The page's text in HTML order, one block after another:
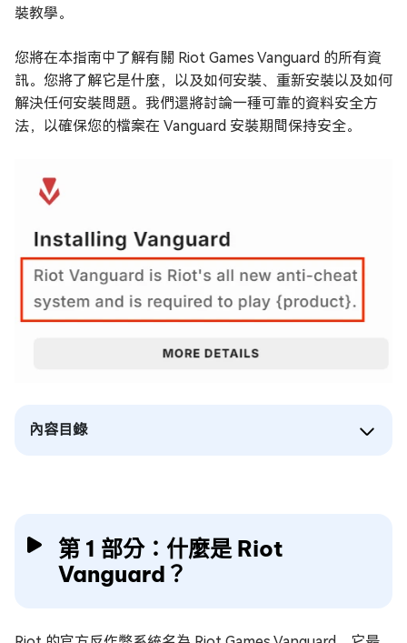
裝教學。
您將在本指南中了解有關 Riot Games Vanguard 的所有資
訊。您將了解它是什麼，以及如何安裝、重新安裝以及如何
解決任何安裝問題。我們還將討論一種可靠的資料安全方
法，以確保您的檔案在 Vanguard 安裝期間保持安全。
內容目錄
第 1 部分：什麼是 Riot
Vanguard？